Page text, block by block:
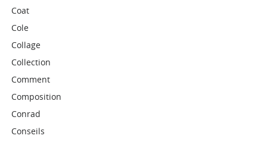
Coat
Cole
Collage
Collection
Comment
Composition
Conrad
Conseils